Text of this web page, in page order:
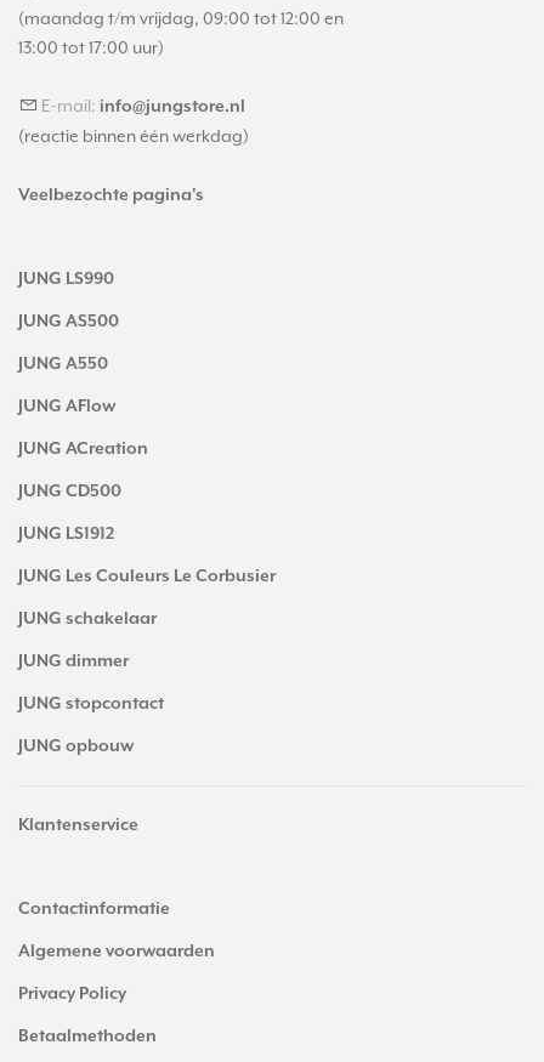
(maandag t/m vrijdag, 09:00 tot 12:00 en
13:00 tot 17:00 uur)
E-mail: info@jungstore.nl
(reactie binnen één werkdag)
Veelbezochte pagina's
JUNG LS990
JUNG AS500
JUNG A550
JUNG AFlow
JUNG ACreation
JUNG CD500
JUNG LS1912
JUNG Les Couleurs Le Corbusier
JUNG schakelaar
JUNG dimmer
JUNG stopcontact
JUNG opbouw
Klantenservice
Contactinformatie
Algemene voorwaarden
Privacy Policy
Betaalmethoden